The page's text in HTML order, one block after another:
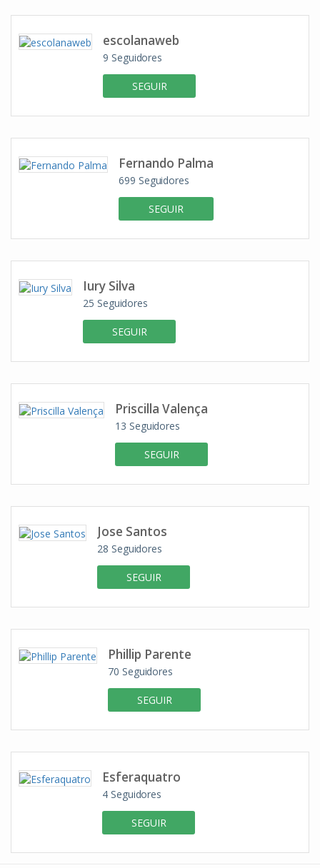
escolanaweb
9 Seguidores
SEGUIR
Fernando Palma
699 Seguidores
SEGUIR
Iury Silva
25 Seguidores
SEGUIR
Priscilla Valença
13 Seguidores
SEGUIR
Jose Santos
28 Seguidores
SEGUIR
Phillip Parente
70 Seguidores
SEGUIR
Esferaquatro
4Seguidores
SEGUIR